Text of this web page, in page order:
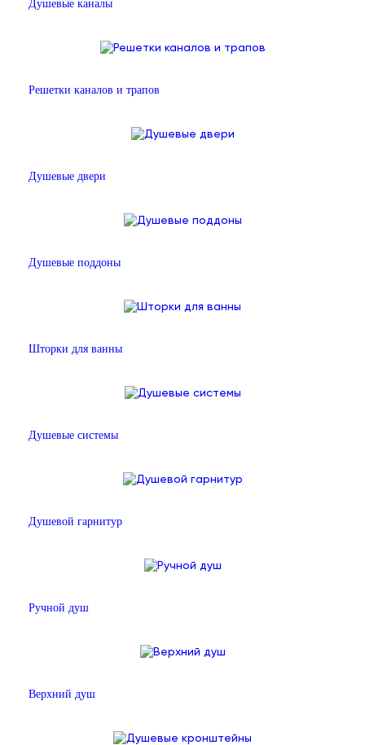
Душевые каналы
Решетки каналов и трапов
Душевые двери
Душевые поддоны
Шторки для ванны
Душевые системы
Душевой гарнитур
Ручной душ
Верхний душ